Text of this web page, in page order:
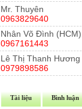
Mr. Thuyên
0963829640
Nhân Võ Đình (HCM)
0967161443
Lê Thị Thanh Hương
0979898586
Tài liệu Bình luận